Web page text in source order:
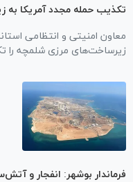
تکذیب حمله مجدد آمریکا
معاون امنیتی و انتظامی
زیرساخت‌های مرزی شلمچه را
فرماندار بوشهر: انفجار و